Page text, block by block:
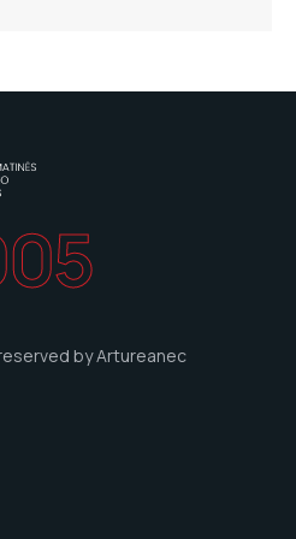
reserved by Artureanec